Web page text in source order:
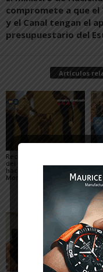
compromete a que el
y el Canal tengan el
presupuestario del
Artículos
Recuperado un relieve
del siglo XVI robado
hace 16 años del
Monasterio de Fitero
los
sus